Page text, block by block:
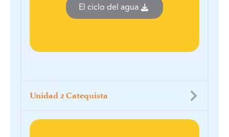
El ciclo del agua
Unidad 2 Catequista